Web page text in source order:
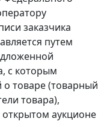
заказчика
путем
с которым
о товаре (товарный
товара),
открытом аукционе